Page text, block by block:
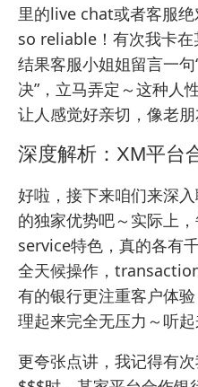
里的live chat或者客服
so reliable！有次我卡在
结果客服小姐姐留言一
决”，立马弄定～这种人
让人感觉好亲切，像老
深度解析：XM平台
好啦，接下来咱们来深
的独家优势吧～实际上
service特色，真的各有
全天候操作，
有的银行更注重客户体
理起来完全无压力～听
更夸张点讲，我记得有